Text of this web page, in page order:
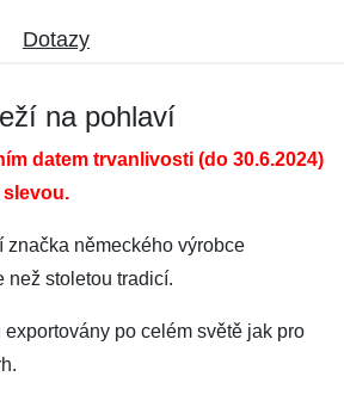
Dotazy
na pohlaví
datem trvanlivosti (do 30.6.2024)
slevou.
značka německého výrobce
než stoletou tradicí.
po celém světě jak pro